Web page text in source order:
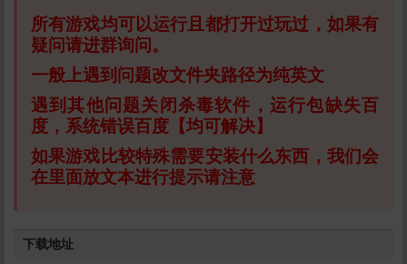
所有游戏均可以运行且都打开过玩过，如果有
疑问请进群询问。
一般上遇到问题改文件夹路径为纯英文
遇到其他问题关闭杀毒软件，运行包缺失百
度，系统错误百度【均可解决】
如果游戏比较特殊需要安装什么东西，我们会
在里面放文本进行提示请注意
下载地址